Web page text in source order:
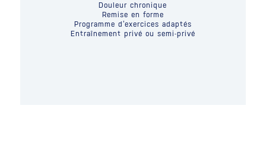
Douleur chronique
Remise en forme
Programme d’exercices adaptés
Entraînement privé ou semi-privé